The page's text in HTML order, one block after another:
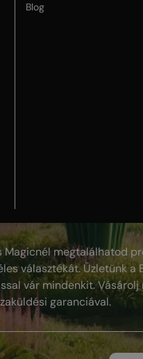
Blog
Magicnél megtalálhatod
választékát. Üzletünk
vár mindenkit.
garanciával.